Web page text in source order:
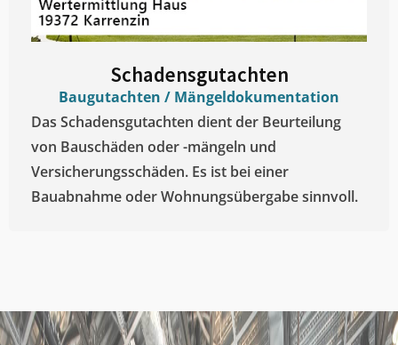
Schadensgutachten
Baugutachten / Mängeldokumentation
Das Schadensgutachten dient der Beurteilung
von Bauschäden oder -mängeln und
Versicherungsschäden. Es ist bei einer
Bauabnahme oder Wohnungsübergabe sinnvoll.